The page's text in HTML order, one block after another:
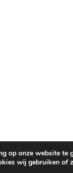
op onze website te
wij gebruiken of